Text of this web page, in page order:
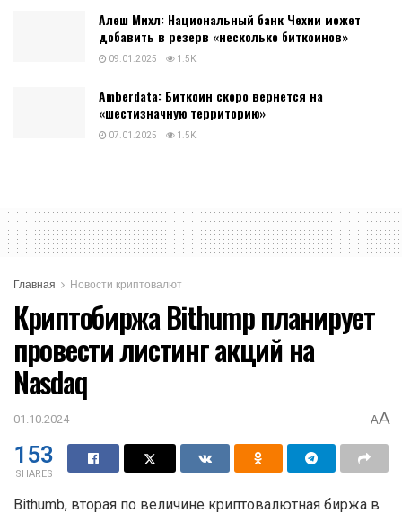
Алеш Михл: Национальный банк Чехии может
добавить в резерв «несколько биткоинов»
09.01.2025 1.5K
Amberdata: Биткоин скоро вернется на
«шестизначную территорию»
07.01.2025 1.5K
Главная Новости криптовалют
Криптобиржа Bithump планирует
провести листинг акций на
Nasdaq
01.10.2024 AA
153
SHARES
Bithumb, вторая по величине криптовалютная биржа в